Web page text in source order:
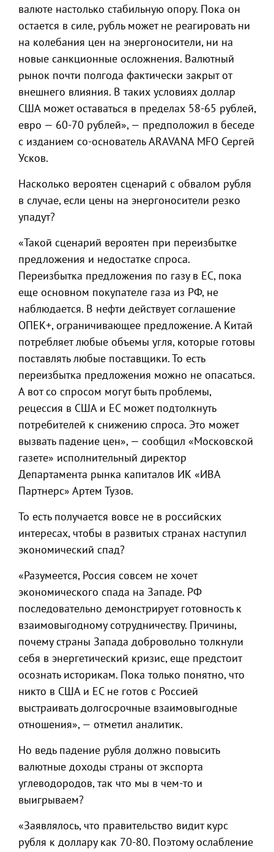
валюте настолько стабильную опору. Пока он
остается в силе, рубль может не реагировать ни
на колебания цен на энергоносители, ни на
новые санкционные осложнения. Валютный
рынок почти полгода фактически закрыт от
внешнего влияния. В таких условиях доллар
США может оставаться в пределах 58-65 рублей,
евро — 60-70 рублей», — предположил в беседе
с изданием со-основатель ARAVANA MFO Сергей
Усков.
Насколько вероятен сценарий с обвалом рубля
в случае, если цены на энергоносители резко
упадут?
«Такой сценарий вероятен при переизбытке
предложения и недостатке спроса.
Переизбытка предложения по газу в ЕС, пока
еще основном покупателе газа из РФ, не
наблюдается. В нефти действует соглашение
ОПЕК+, ограничивающее предложение. А Китай
потребляет любые объемы угля, которые готовы
поставлять любые поставщики. То есть
переизбытка предложения можно не опасаться.
А вот со спросом могут быть проблемы,
рецессия в США и ЕС может подтолкнуть
потребителей к снижению спроса. Это может
вызвать падение цен», — сообщил «Московской
газете» исполнительный директор
Департамента рынка капиталов ИК «ИВА
Партнерс» Артем Тузов.
То есть получается вовсе не в российских
интересах, чтобы в развитых странах наступил
экономический спад?
«Разумеется, Россия совсем не хочет
экономического спада на Западе. РФ
последовательно демонстрирует готовность к
взаимовыгодному сотрудничеству. Причины,
почему страны Запада добровольно толкнули
себя в энергетический кризис, еще предстоит
осознать историкам. Пока только понятно, что
никто в США и ЕС не готов с Россией
выстраивать долгосрочные взаимовыгодные
отношения», — отметил аналитик.
Но ведь падение рубля должно повысить
валютные доходы страны от экспорта
углеводородов, так что мы в чем-то и
выигрываем?
«Заявлялось, что правительство видит курс
рубля к доллару как 70-80. Поэтому ослабление